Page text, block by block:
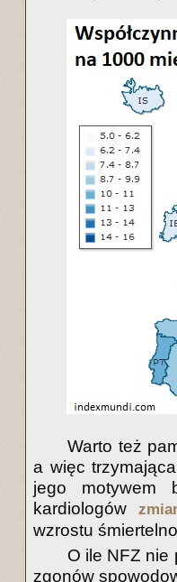
Warto też
a więc
jego motywem
kardiologów
wzrostu
O ile NFZ nie
zgonów